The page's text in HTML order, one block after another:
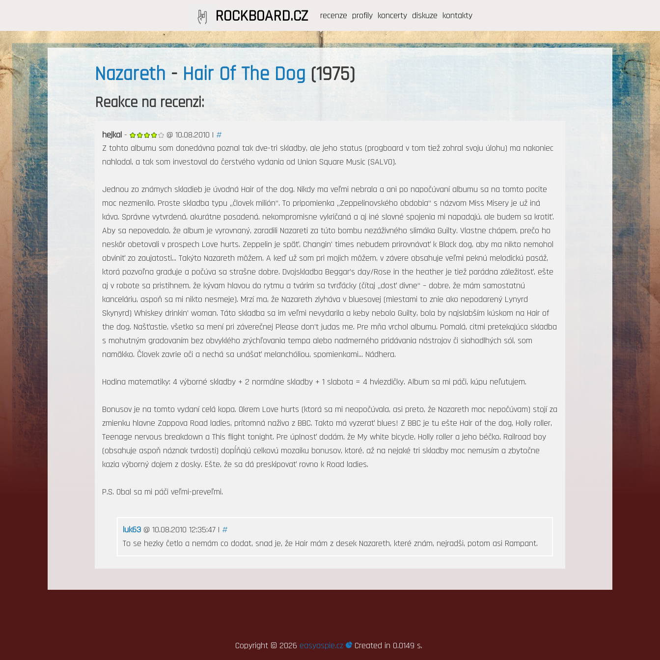
ROCKBOARD.CZ recenze profily koncerty diskuze kontakty
Nazareth - Hair Of The Dog (1975)
Reakce na recenzi:
hejkal- @ 10.08.2010 | #
Z tohto albumu som donedávna poznal tak dve-tri skladby, ale jeho status (progboard v tom tiež zohral svoju úlohu) ma nakoniec
nahlodal, a tak som investoval do čerstvého vydania od Union Square Music (SALVO).
Jednou zo známych skladieb je úvodná Hair of the dog. Nikdy ma veľmi nebrala a ani po napočúvaní albumu sa na tomto pocite
moc nezmenilo. Proste skladba typu „človek milión“. To pripomienka „Zeppelinovského obdobia“ s názvom Miss Misery je už iná
káva. Správne vytvrdená, akurátne posadená, nekompromisne vykričaná a aj iné slovné spojenia mi napadajú, ale budem sa krotiť.
Aby sa nepovedalo, že album je vyrovnaný, zaradili Nazareti za túto bombu nezáživného slimáka Guilty. Vlastne chápem, prečo ho
neskôr obetovali v prospech Love hurts. Zeppelin je späť, Changin’ times nebudem prirovnávať k Black dog, aby ma nikto nemohol
obviniť zo zaujatosti... Takýto Nazareth môžem. A keď už som pri mojich môžem, v závere obsahuje veľmi peknú melodickú pasáž,
ktorá pozvoľna graduje a počúva sa strašne dobre. Dvojskladba Beggar’s day/Rose in the heather je tiež parádna záležitosť, ešte
aj v robote sa pristihnem, že kývam hlavou do rytmu a tvárim sa tvrďácky (čítaj „dosť divne“ – dobre, že mám samostatnú
kanceláriu, aspoň sa mi nikto nesmeje). Mrzí ma, že Nazareth zlyháva v bluesovej (miestami to znie ako nepodarený Lynyrd
Skynyrd) Whiskey drinkin’ woman. Táto skladba sa im veľmi nevydarila a keby nebolo Guilty, bola by najslabším kúskom na Hair of
the dog. Našťastie, všetko sa mení pri záverečnej Please don’t judas me. Pre mňa vrchol albumu. Pomalá, citmi pretekajúca skladba
s mohutným gradovaním bez obvyklého zrýchľovania tempa alebo nadmerného pridávania nástrojov či siahodlhých sól, som
namäkko. Človek zavrie oči a nechá sa unášať melanchóliou, spomienkami... Nádhera.
Hodina matematiky: 4 výborné skladby + 2 normálne skladby + 1 slabota = 4 hviezdičky. Album sa mi páči, kúpu neľutujem.
Bonusov je na tomto vydaní celá kopa. Okrem Love hurts (ktorá sa mi neopočúvala, asi preto, že Nazareth moc nepočúvam) stojí za
zmienku hlavne Zappova Road ladies, prítomná naživo z BBC. Takto má vyzerať blues! Z BBC je tu ešte Hair of the dog, Holly roller,
Teenage nervous breakdown a This flight tonight. Pre úplnosť dodám, že My white bicycle, Holly roller a jeho béčko, Railroad boy
(obsahuje aspoň náznak tvrdosti) dopĺňajú celkovú mozaiku bonusov, ktoré, až na nejaké tri skladby moc nemusím a zbytočne
kazia výborný dojem z dosky. Ešte, že sa dá preskipovať rovno k Road ladies.
P.S. Obal sa mi páči veľmi-preveľmi.
luk63@ 10.08.2010 12:35:47 | #
To se hezky četlo a nemám co dodat, snad je, že Hair mám z desek Nazareth, které znám, nejradši, potom asi Rampant.
Copyright © 2026 easyaspie.cz Created in 0.0149 s.